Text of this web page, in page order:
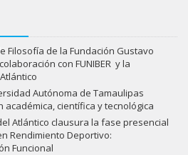
Filosofía de la Fundación Gustavo
con FUNIBER y la
Autónoma de Tamaulipas
científica y tecnológica
Atlántico clausura la fase presencial
Rendimiento Deportivo:
Funcional